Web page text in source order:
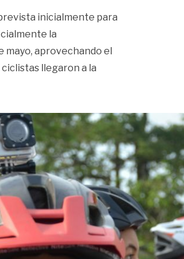
inicialmente para
la
aprovechando el
llegaron a la